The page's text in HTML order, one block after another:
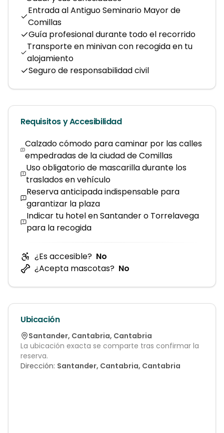
Entrada al Antiguo Seminario Mayor de
Comillas
Guía profesional durante todo el recorrido
Transporte en minivan con recogida en tu
alojamiento
Seguro de responsabilidad civil
Requisitos y Accesibilidad
Calzado cómodo para caminar por las calles
empedradas de la ciudad de Comillas
Uso obligatorio de mascarilla durante los
traslados en vehículo
Reserva anticipada indispensable para
garantizar la plaza
Indicar tu hotel en Santander o Torrelavega
para la recogida
¿Es accesible? No
¿Acepta mascotas? No
Ubicación
Santander, Cantabria, Cantabria
La ubicación exacta se comparte tras confirmar la
reserva.
Dirección: Santander, Cantabria, Cantabria